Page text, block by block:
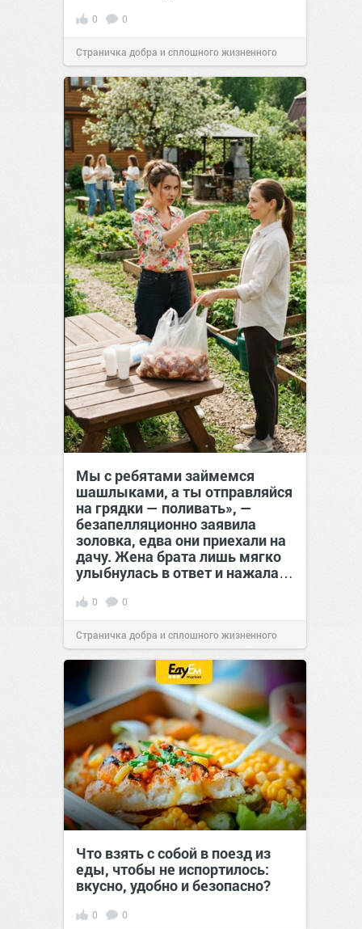
0 0
Страничка добра и сплошного жизненного
позитива!00:29Сегодня
Мы с ребятами займемся
шашлыками, а ты отправляйся
на грядки — поливать», —
безапелляционно заявила
золовка, едва они приехали на
дачу. Жена брата лишь мягко
улыбнулась в ответ и нажала…
0 0
Страничка добра и сплошного жизненного
позитива!00:29Сегодня
Что взять с собой в поезд из
еды, чтобы не испортилось:
вкусно, удобно и безопасно?
0 0